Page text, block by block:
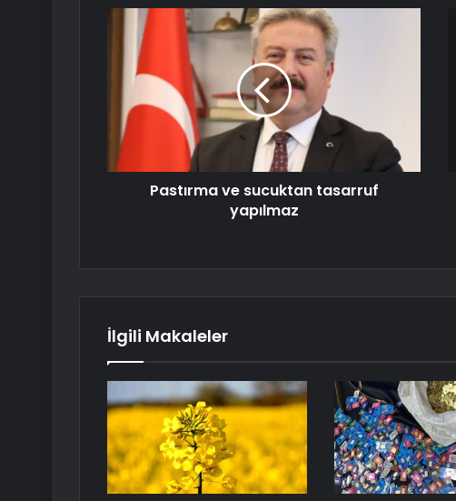
Pastırma ve sucuktan tasarruf
yapılmaz
İlgili Makaleler